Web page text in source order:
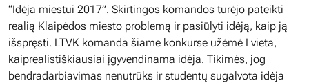
“Idėja miestui 2017”. Skirtingos komandos turėjo pateikti
realią Klaipėdos miesto problemą ir pasiūlyti idėją, kaip ją
išspręsti. LTVK komanda šiame konkurse užėmė I vieta,
kaiprealistiškiausiai įgyvendinama idėja. Tikimės, jog
bendradarbiavimas nenutrūks ir studentų sugalvota idėja